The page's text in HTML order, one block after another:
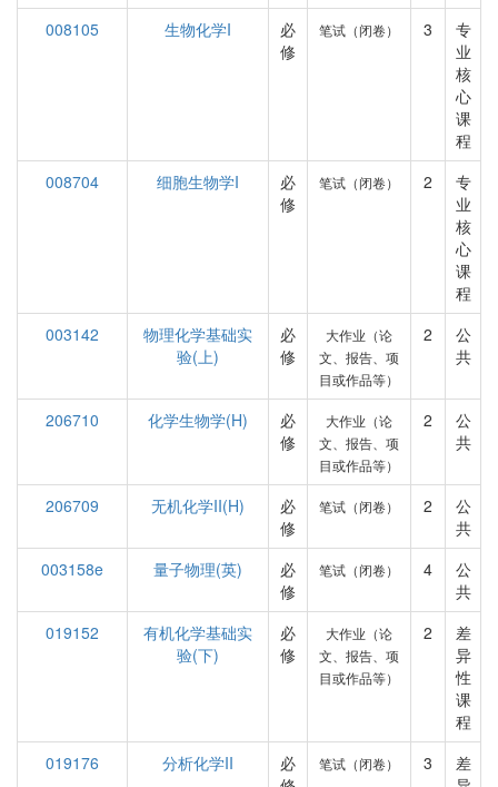
008105
生物化学I
必
修
笔试（闭卷） 3
专
业
核
心
课
程
008704
细胞生物学I
必
修
笔试（闭卷） 2
专
业
核
心
课
程
003142
物理化学基础实
验(上)
必
修
大作业（论
文、报告、项
目或作品等）
2
公
共
206710 化学生物学(H)
必
修
大作业（论
文、报告、项
目或作品等）
2
公
共
206709 无机化学II(H)
必
修
笔试（闭卷） 2
公
共
003158e
量子物理(英)
必
修
笔试（闭卷） 4
公
共
019152
有机化学基础实
验(下)
必
修
大作业（论
文、报告、项
目或作品等）
2
差
异
性
课
程
019176
分析化学II
必
笔试（闭卷） 3
差